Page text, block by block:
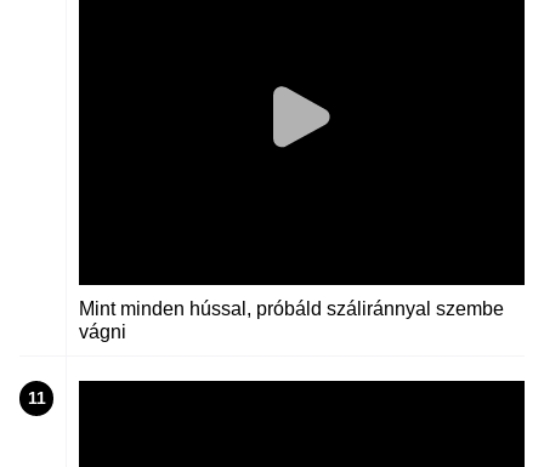
Mint minden hússal, próbáld száliránnyal szembe
vágni
11